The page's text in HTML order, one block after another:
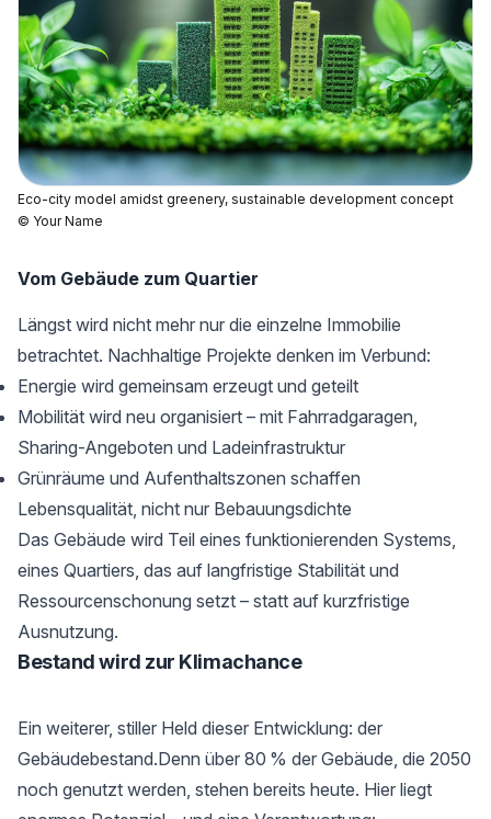
Eco-city model amidst greenery, sustainable development concept
© Your Name
Vom Gebäude zum Quartier
Längst wird nicht mehr nur die einzelne Immobilie
betrachtet. Nachhaltige Projekte denken im Verbund:
Energie wird gemeinsam erzeugt und geteilt
Mobilität wird neu organisiert – mit Fahrradgaragen,
Sharing-Angeboten und Ladeinfrastruktur
Grünräume und Aufenthaltszonen schaffen
Lebensqualität, nicht nur Bebauungsdichte
Das Gebäude wird Teil eines funktionierenden Systems,
eines Quartiers, das auf langfristige Stabilität und
Ressourcenschonung setzt – statt auf kurzfristige
Ausnutzung.
Bestand wird zur Klimachance
Ein weiterer, stiller Held dieser Entwicklung: der
Gebäudebestand.Denn über 80 % der Gebäude, die 2050
noch genutzt werden, stehen bereits heute. Hier liegt